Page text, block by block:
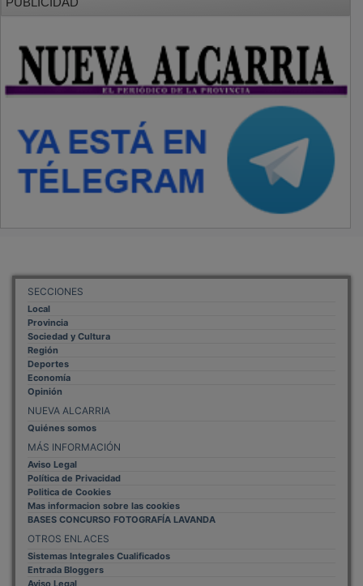
SECCIONES
Local
Provincia
Sociedad y Cultura
Región
Deportes
Economía
Opinión
NUEVA ALCARRIA
Quiénes somos
MÁS INFORMACIÓN
Aviso Legal
Política de Privacidad
Politica de Cookies
Mas informacion sobre las cookies
BASES CONCURSO FOTOGRAFÍA LAVANDA
OTROS ENLACES
Sistemas Integrales Cualificados
Entrada Bloggers
Aviso Legal